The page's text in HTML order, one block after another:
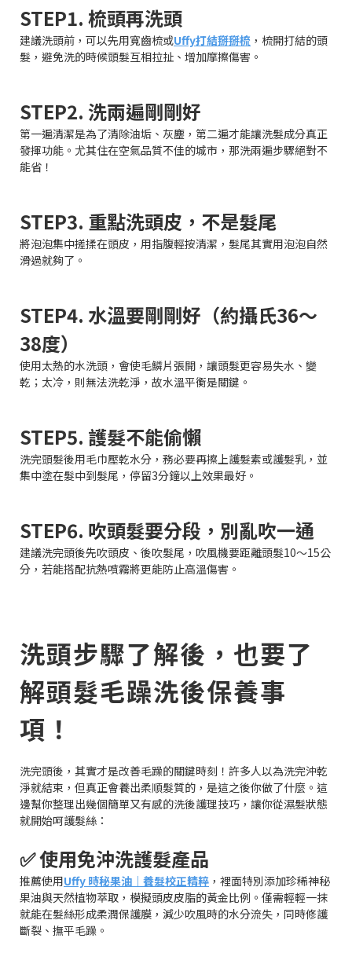
STEP1. 梳頭再洗頭
建議洗頭前，可以先用寬齒梳或Uffy打結掰掰梳 ，梳開打結的頭
髮，避免洗的時候頭髮互相拉扯、增加摩擦傷害。
STEP2. 洗兩遍剛剛好
第一遍清潔是為了清除油垢、灰塵，第二遍才能讓洗髮成分真正
發揮功能。尤其住在空氣品質不佳的城市，那洗兩遍步驟絕對不
能省！
STEP3. 重點洗頭皮，不是髮尾
將泡泡集中搓揉在頭皮，用指腹輕按清潔，髮尾其實用泡泡自然
滑過就夠了。
STEP4. 水溫要剛剛好（約攝氏36～
38度）
使用太熱的水洗頭，會使毛鱗片張開，讓頭髮更容易失水、變
乾；太冷，則無法洗乾淨，故水溫平衡是關鍵。
STEP5. 護髮不能偷懶
洗完頭髮後用毛巾壓乾水分，務必要再擦上護髮素或護髮乳，並
集中塗在髮中到髮尾，停留3分鐘以上效果最好。
STEP6. 吹頭髮要分段，別亂吹一通
建議洗完頭後先吹頭皮、後吹髮尾，吹風機要距離頭髮10～15公
分，若能搭配抗熱噴霧將更能防止高溫傷害。
洗頭步驟了解後，也要了
解頭髮毛躁洗後保養事
項！
洗完頭後，其實才是改善毛躁的關鍵時刻！許多人以為洗完沖乾
淨就結束，但真正會養出柔順髮質的，是這之後你做了什麼。這
邊幫你整理出幾個簡單又有感的洗後護理技巧，讓你從濕髮狀態
就開始呵護髮絲：
✅ 使用免沖洗護髮產品
推薦使用Uffy 時秘果油｜養髮校正精粹 ，裡面特別添加珍稀神秘
果油與天然植物萃取，模擬頭皮皮脂的黃金比例。僅需輕輕一抹
就能在髮絲形成柔潤保護膜，減少吹風時的水分流失，同時修護
斷裂、撫平毛躁。